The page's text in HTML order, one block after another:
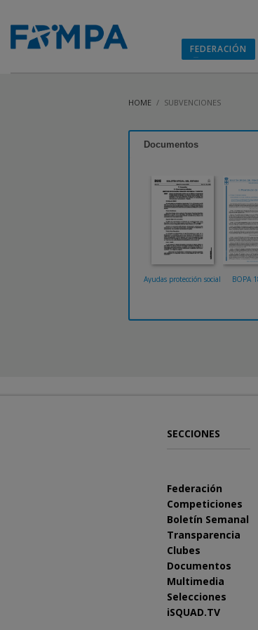
FEDERACIÓN
HOME SUBVENCIONES
Documentos
Ayudas protección social BOPA
SECCIONES
Federación
Competiciones
Boletín Semanal
Transparencia
Clubes
Documentos
Multimedia
Selecciones
iSQUAD.TV